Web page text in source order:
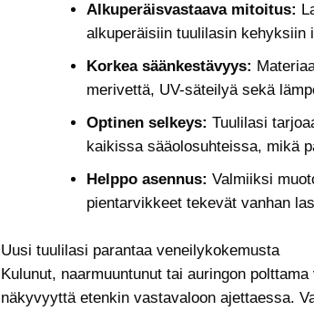
Alkuperäisvastaava mitoitus:
alkuperäisiin tuulilasin kehyksiin
Korkea säänkestävyys:
merivettä, UV-säteilyä sekä
Optinen selkeys: Tuulilasi
kaikissa sääolosuhteissa, mikä
Helppo asennus: Valmiiksi
pientarvikkeet tekevät vanhan
Uusi tuulilasi parantaa veneilykokemusta
Kulunut, naarmuuntunut tai auringon
näkyvyyttä etenkin vastavaloon ajettaessa.